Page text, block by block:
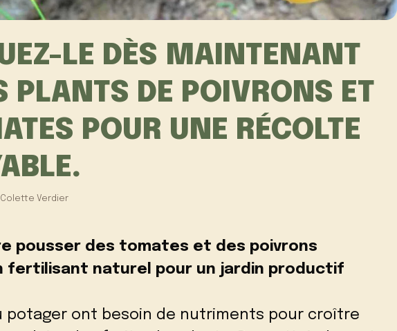
LE DÈS MAINTENANT
PLANTS DE POIVRONS ET
POUR UNE RÉCOLTE
Colette Verdier
pousser des tomates et des poivrons
fertilisant naturel pour un jardin productif
potager ont besoin de nutriments pour croître